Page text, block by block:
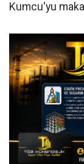
Kumcu'yu